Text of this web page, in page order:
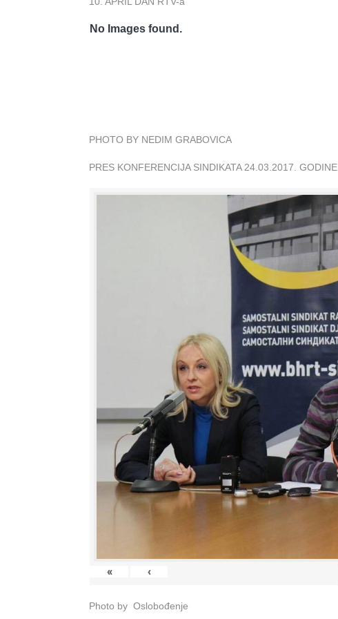
No Images found.
PHOTO BY NEDIM GRABOVICA
PRES KONFERENCIJA SINDIKATA 24.03.2017. GODINE
« ‹
Photo by Oslobođenje